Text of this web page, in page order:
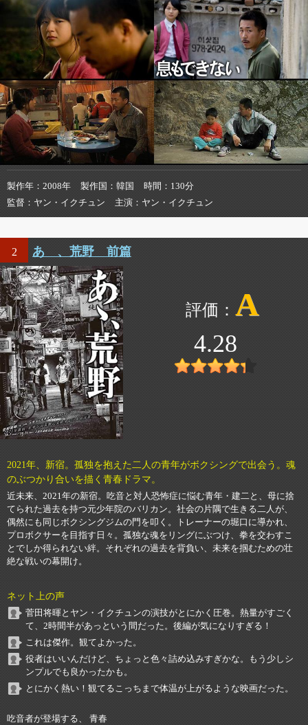
製作年 2008年 製作国 韓国 時間
130分
監督
ヤン・イクチュン 主演 ヤン・イクチュン
2 あゝ、荒野 前篇
A
4.28
2021年、新宿。孤独を抱えた二人の青年がボクシングで出会う。魂
のぶつかり合いを描く青春ドラマ。
近未来、2021年の新宿。吃音と対人恐怖症に悩む青年・建二と、母に捨
てられた過去を持つ元少年院のバリカン。社会の片隅で生きる二人が、
偶然にも同じボクシングジムの門を叩く。トレーナーの堀口に導かれ、
プロボクサーを目指す日々。孤独な魂をリングにぶつけ、拳を交わすこ
とでしか得られない絆。それぞれの過去を背負い、未来を掴むための壮
絶な戦いの幕開け。
ネット上の声
菅田将暉とヤン・イクチュンの演技がとにかく圧巻。熱量がすごく
て、2時間半があっという間だった。後編が気になりすぎる！
これは傑作。観てよかった。
役者はいいんだけど、ちょっと色々詰め込みすぎかな。もう少しシ
ンプルでも良かったかも。
とにかく熱い！観てるこっちまで体温が上がるような映画だった。
吃音者が登場する、 青春